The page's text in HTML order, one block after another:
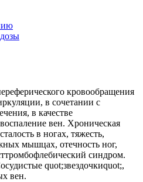
кровообращения
в сочетании с
в качестве
вен. Хроническая
в ногах, тяжесть,
мышцах, отечность ног,
синдром.
quot;звездочкиquot;,
вен.